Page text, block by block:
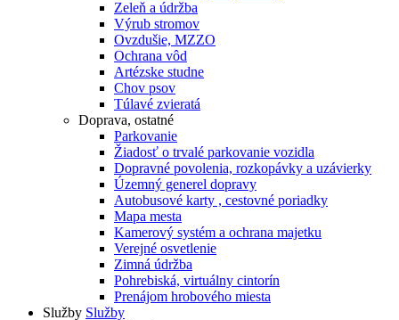
Zeleň a údržba
Výrub stromov
Ovzdušie, MZZO
Ochrana vôd
Artézske studne
Chov psov
Túlavé zvieratá
Doprava, ostatné
Parkovanie
Žiadosť o trvalé parkovanie vozidla
Dopravné povolenia, rozkopávky a uzávierky
Územný generel dopravy
Autobusové karty , cestovné poriadky
Mapa mesta
Kamerový systém a ochrana majetku
Verejné osvetlenie
Zimná údržba
Pohrebiská, virtuálny cintorín
Prenájom hrobového miesta
Služby Služby